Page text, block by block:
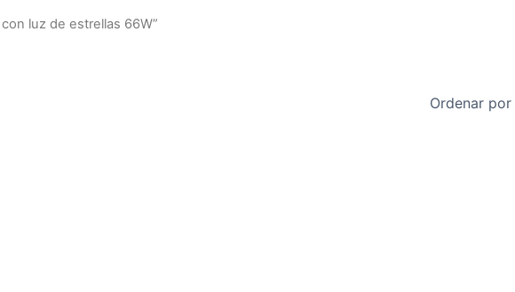
luz de estrellas 66W”